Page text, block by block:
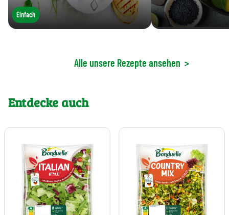
Einfach
Alle unsere Rezepte ansehen >
Entdecke auch